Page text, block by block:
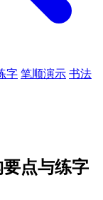
字 笔顺演示 书法
点与练字